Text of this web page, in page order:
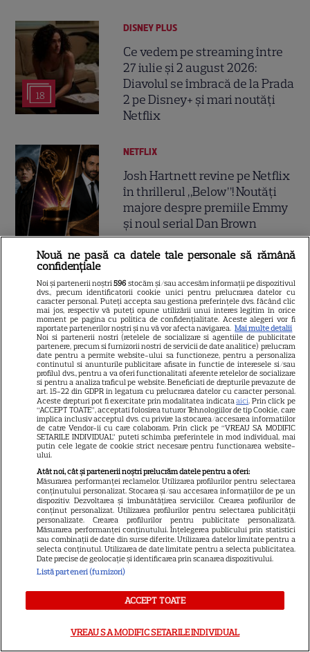
18
DISNEY PLUS
Ce vedem pe streaming între
27 iulie și 2 august 2026:
Diavolul se îmbracă de la Prada
2 pe Disney+ și mari noutăți
Netflix
NETFLIX
Josh Hartnett revine pe Netflix
în thrillerul „Below”! Noutăți
majore despre premiile Emmy
și noul serial Dan Brown
3
Care-i buna și care-i reaua?
Emmy Rossum revine
spectaculos pe Disney+ în
thrillerul psihologic „Furie și
seducție”
ȘTIRI
25 de ani de la lansarea
filmului „Stăpânul inelelor:
Frăția Inelului”! Cum a creat
mai iubite producții fantasy din
istorie
PRIME VIDEO
Ride or Die pe Prime Video.
Octavia Spencer și Hannah
asasini, umor și multă acțiune
Nouă ne pasă ca datele tale personale să rămână
confidențiale
Noi și partenerii noștri596 stocăm și/sau accesăm informații pe dispozitivul
dvs., precum identificatorii cookie unici pentru prelucrarea datelor cu
caracter personal. Puteți accepta sau gestiona preferințele dvs. făcând clic
mai jos, respectiv vă puteți opune utilizării unui interes legitim în orice
moment pe pagina cu politica de confidențialitate. Aceste alegeri vor fi
raportate partenerilor noștri și nu vă vor afecta navigarea. Mai multe detalii
Noi si partenerii nostri (retelele de socializare si agentiile de publicitate
partenere, precum si furnizorii nostri de servicii de date analitice) prelucram
date pentru a permite website-ului sa functioneze, pentru a personaliza
continutul si anunturile publicitare afisate in functie de interesele si/sau
profilul dvs., pentru a va oferi functionalitati aferente retelelor de socializare
si pentru a analiza traficul pe website. Beneficiati de drepturile prevazute de
art. 15-22 din GDPR in legatura cu prelucrarea datelor cu caracter personal.
Aceste drepturi pot fi exercitate prin modalitatea indicataaici. Prin click pe
“ACCEPT TOATE”, acceptati folosirea tuturor Tehnologiilor de tip Cookie, care
implica inclusiv acceptul dvs. cu privire la stocarea/accesarea informatiilor
de catre Vendor-ii cu care colaboram. Prin click pe “VREAU SA MODIFIC
SETARILE INDIVIDUAL” puteti schimba preferintele in mod individual, mai
putin cele legate de cookie strict necesare pentru functionarea website-
ului.
Atât noi, cât și partenerii noștri prelucrăm datele pentru a oferi:
Măsurarea performanței reclamelor. Utilizarea profilurilor pentru selectarea
conținutului personalizat. Stocarea și/sau accesarea informațiilor de pe un
dispozitiv. Dezvoltarea și îmbunătățirea serviciilor. Crearea profilurilor de
conținut personalizat. Utilizarea profilurilor pentru selectarea publicității
personalizate. Crearea profilurilor pentru publicitate personalizată.
Măsurarea performanței conținutului. Înțelegerea publicului prin statistici
sau combinații de date din surse diferite. Utilizarea datelor limitate pentru a
selecta conținutul. Utilizarea de date limitate pentru a selecta publicitatea.
Date precise de geolocație și identificarea prin scanarea dispozitivului.
Listă parteneri (furnizori)
ACCEPT TOATE
VREAU SA MODIFIC SETARILE INDIVIDUAL